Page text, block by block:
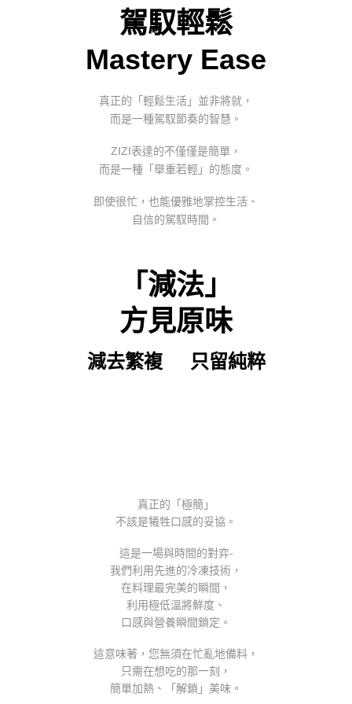
駕馭輕鬆
Mastery Ease
真正的「輕鬆生活」並非將就，
而是一種駕馭節奏的智慧。
ZIZI表達的不僅僅是簡單，
而是一種「舉重若輕」的態度。
即使很忙，也能優雅地掌控生活、
自信的駕馭時間。
「減法」
方見原味
減去繁複 只留純粹
真正的「極簡」
不該是犧牲口感的妥協。
這是一場與時間的對弈-
我們利用先進的冷凍技術，
在料理最完美的瞬間，
利用極低溫將鮮度、
口感與營養瞬間鎖定。
這意味著，您無須在忙亂地備料，
只需在想吃的那一刻，
簡單加熱、「解鎖」美味。